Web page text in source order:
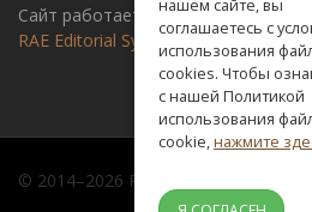
Сайт работает на универсальной
RAE Editorial System
© 2014–2026 Russian academy of
нашем сайте, вы
соглашаетесь с
использования
cookies. Чтобы
с нашей Политикой
использования
cookie,нажмите